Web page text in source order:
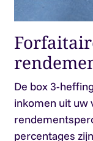
De box 3-
inkomen uit uw
percentages